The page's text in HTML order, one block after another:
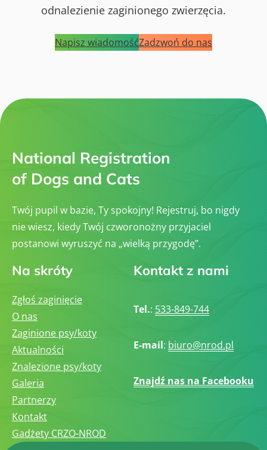
odnalezienie zaginionego zwierzęcia.
Napisz wiadomośćZadzwoń do nas
National Registration
of Dogs and Cats
Twój pupil w bazie, Ty spokojny! Rejestruj, bo nigdy
nie wiesz, kiedy Twój czworonożny przyjaciel
postanowi wyruszyć na „wielką przygodę”.
Na skróty
Zgłoś zaginięcie
O nas
Zaginione psy/koty
Aktualności
Znalezione psy/koty
Galeria
Partnerzy
Kontakt
Gadżety CRZO-NROD
Kontakt z nami
Tel.: 533-849-744
E-mail: biuro@nrod.pl
Znajdź nas na Facebooku